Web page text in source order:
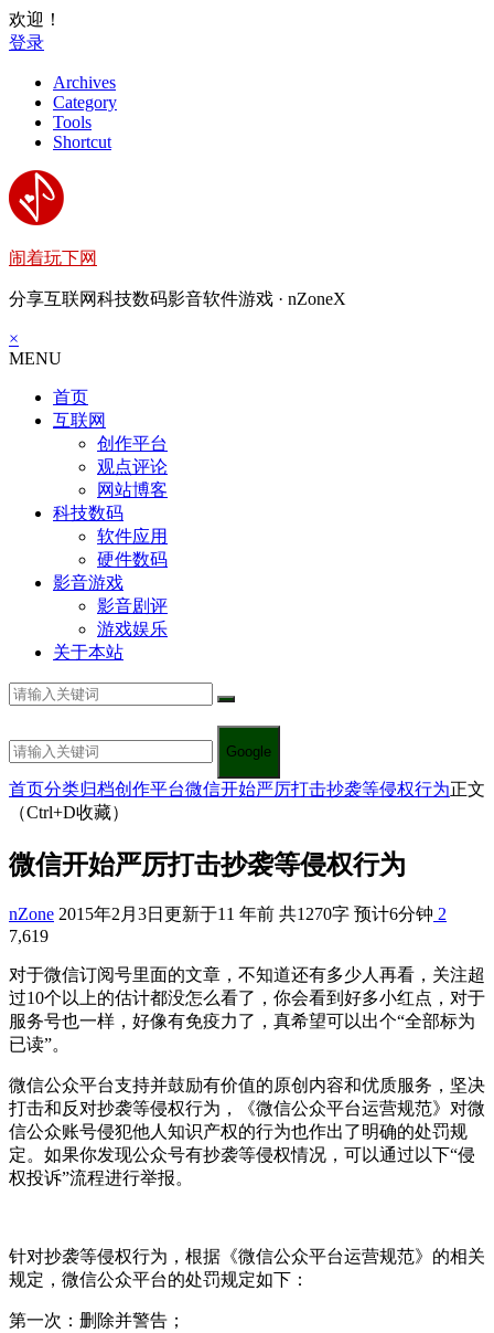
欢迎！
登录
Archives
Category
Tools
Shortcut
闹着玩下网
分享互联网科技数码影音软件游戏 · nZoneX
×
MENU
首页
互联网
创作平台
观点评论
网站博客
科技数码
软件应用
硬件数码
影音游戏
影音剧评
游戏娱乐
关于本站
Google
首页分类归档创作平台微信开始严厉打击抄袭等侵权行为正文
（Ctrl+D收藏）
微信开始严厉打击抄袭等侵权行为
nZone 2015年2月3日 更新于11 年前 共1270字 预计6分钟 2
7,619
对于微信订阅号里面的文章，不知道还有多少人再看，关注超
过10个以上的估计都没怎么看了，你会看到好多小红点，对于
服务号也一样，好像有免疫力了，真希望可以出个“全部标为
已读”。
微信公众平台支持并鼓励有价值的原创内容和优质服务，坚决
打击和反对抄袭等侵权行为，《微信公众平台运营规范》对微
信公众账号侵犯他人知识产权的行为也作出了明确的处罚规
定。如果你发现公众号有抄袭等侵权情况，可以通过以下“侵
权投诉”流程进行举报。
针对抄袭等侵权行为，根据《微信公众平台运营规范》的相关
规定，微信公众平台的处罚规定如下：
第一次：删除并警告；